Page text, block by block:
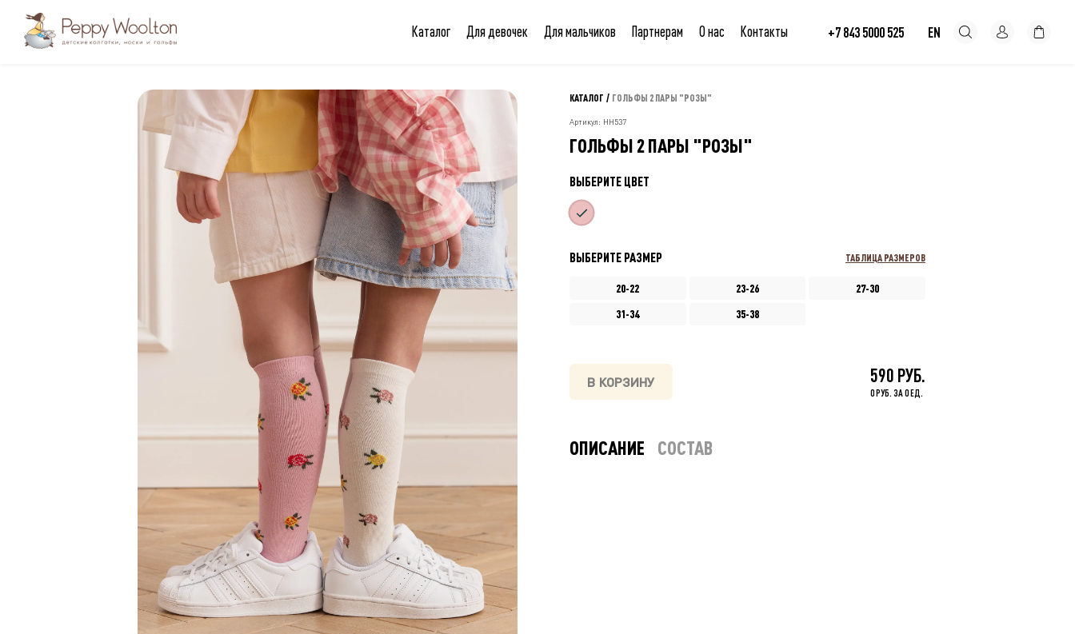
Каталог Для девочек Для мальчиков Партнерам О нас Контакты +7 843 5000 525 EN
КАТАЛОГ / ГОЛЬФЫ 2 ПАРЫ "РОЗЫ"
Артикул: НН537
ГОЛЬФЫ 2 ПАРЫ "РОЗЫ"
ВЫБЕРИТЕ ЦВЕТ
ВЫБЕРИТЕ РАЗМЕР ТАБЛИЦА РАЗМЕРОВ
20-22 23-26
27-30
31-34
35-38
В КОРЗИНУ 590 РУБ.
0 РУБ. ЗА 0 ЕД.
ОПИСАНИЕ СОСТАВ